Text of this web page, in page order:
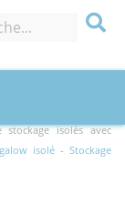
isolés avec
isolé - Stockage